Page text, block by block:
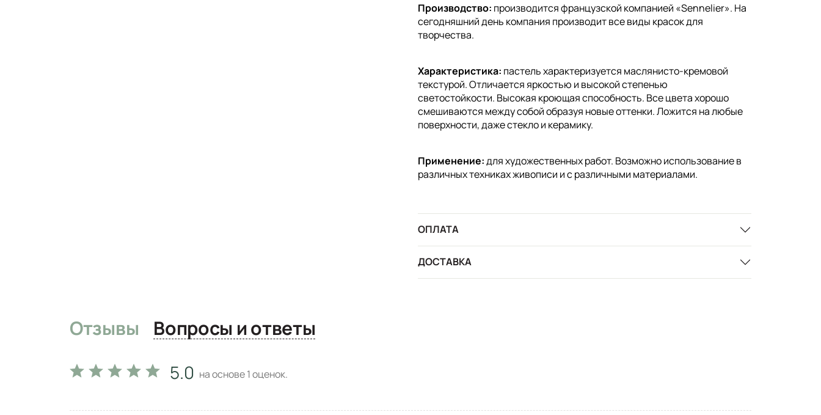
Производство: производится французской компанией «Sennelier». На
сегодняшний день компания производит все виды красок для
творчества.
Характеристика: пастель характеризуется маслянисто-кремовой
текстурой. Отличается яркостью и высокой степенью
светостойкости. Высокая кроющая способность. Все цвета хорошо
смешиваются между собой образуя новые оттенки. Ложится на любые
поверхности, даже стекло и керамику.
Применение:для художественных работ. Возможно использование в
различных техниках живописи и с различными материалами.
ОПЛАТА
ДОСТАВКА
Отзывы Вопросы и ответы
5.0 на основе1оценок.